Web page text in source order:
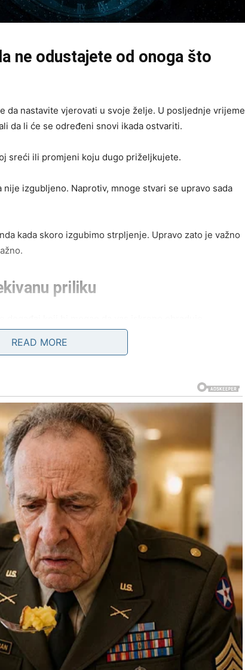
ne odustajete od onoga što
da nastavite vjerovati u svoje želje. U posljednje vrijeme
da li će se određeni snovi ikada ostvariti.
sreći ili promjeni koju dugo priželjkujete.
izgubljeno. Naprotiv, mnoge stvari se upravo sada
kada skoro izgubimo strpljenje. Upravo zato je važno
priliku
koja se pojavljuje iznenada ili osoba koja ulazi u
sreća doći iz pravca kojem trenutno ne pridajete mnogo
početak veoma srećnog životnog razdoblja.
znakove jer se upravo među njima krije nešto veoma
READ MORE